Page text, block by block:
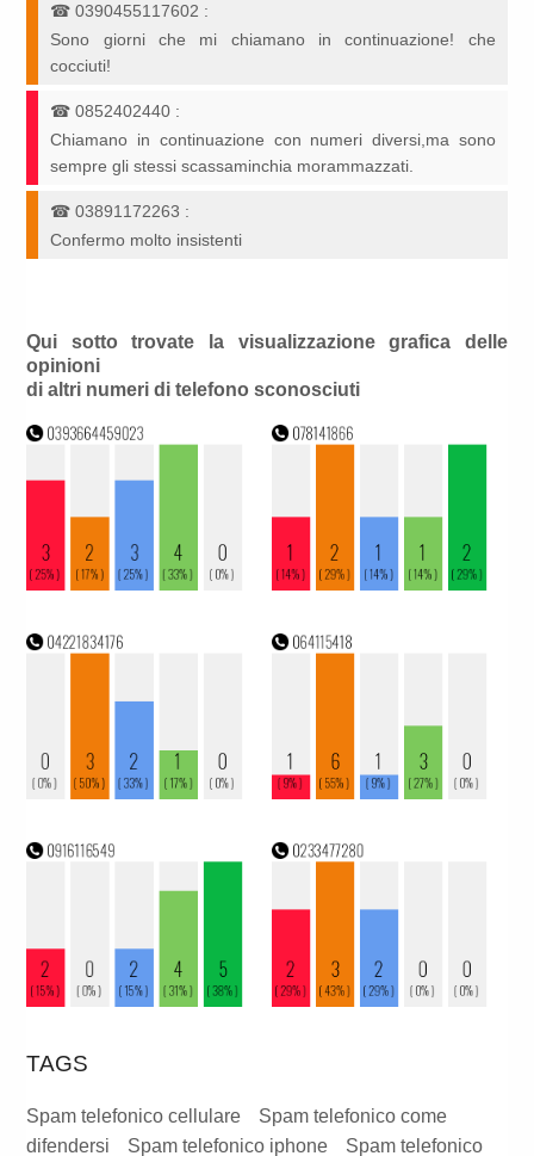
☎0390455117602 :
Sono giorni che mi chiamano in continuazione! che
cocciuti!
☎0852402440 :
Chiamano in continuazione con numeri diversi,ma sono
sempre gli stessi scassaminchia morammazzati.
☎03891172263 :
Confermo molto insistenti
Qui sotto trovate la visualizzazione grafica delle
opinioni
di altri numeri di telefono sconosciuti
TAGS
Spam telefonico cellulare
Spam telefonico come
difendersi
Spam telefonico iphone Spam telefonico